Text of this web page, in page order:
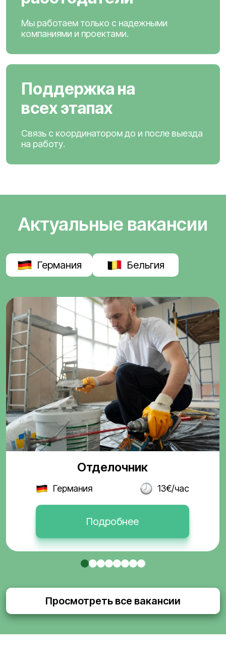
Мы работаем только с надежными
компаниями и проектами.
Поддержка на
всех этапах
Связь с координатором до и после выезда
на работу.
Актуальные вакансии
Германия Бельгия
Отделочник
Германия 13€/час
Подробнее
Просмотреть все вакансии